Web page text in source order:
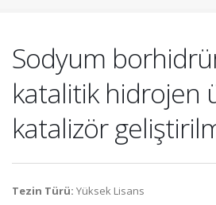
Sodyum
katalitik hidrojen
katalizör
Tezin Türü: Yüksek Lisans